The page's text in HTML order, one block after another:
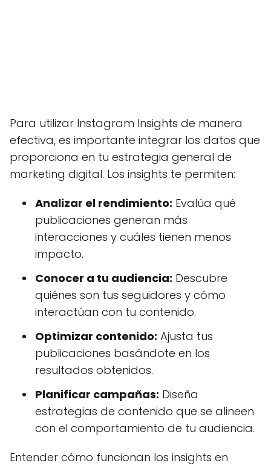
Para utilizar Instagram Insights de manera
efectiva, es importante integrar los datos que
proporciona en tu estrategia general de
marketing digital. Los insights te permiten:
Analizar el rendimiento: Evalúa qué
publicaciones generan más
interacciones y cuáles tienen menos
impacto.
Conocer a tu audiencia: Descubre
quiénes son tus seguidores y cómo
interactúan con tu contenido.
Optimizar contenido: Ajusta tus
publicaciones basándote en los
resultados obtenidos.
Planificar campañas: Diseña
estrategias de contenido que se alineen
con el comportamiento de tu audiencia.
Entender cómo funcionan los insights en